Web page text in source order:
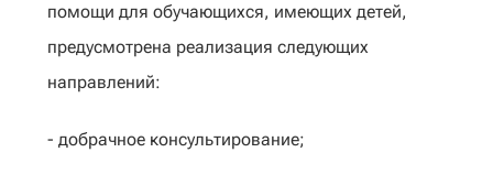
помощи для обучающихся, имеющих детей,
предусмотрена реализация следующих
направлений:
- добрачное консультирование;